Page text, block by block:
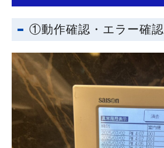
①動作確認・エラー確認